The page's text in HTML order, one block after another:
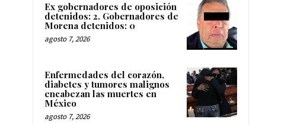
Ex gobernadores de oposición
detenidos: 2. Gobernadores de
Morena detenidos: 0
agosto 7, 2026
Enfermedades del corazón,
diabetes y tumores malignos
encabezan las muertes en
México
agosto 7, 2026